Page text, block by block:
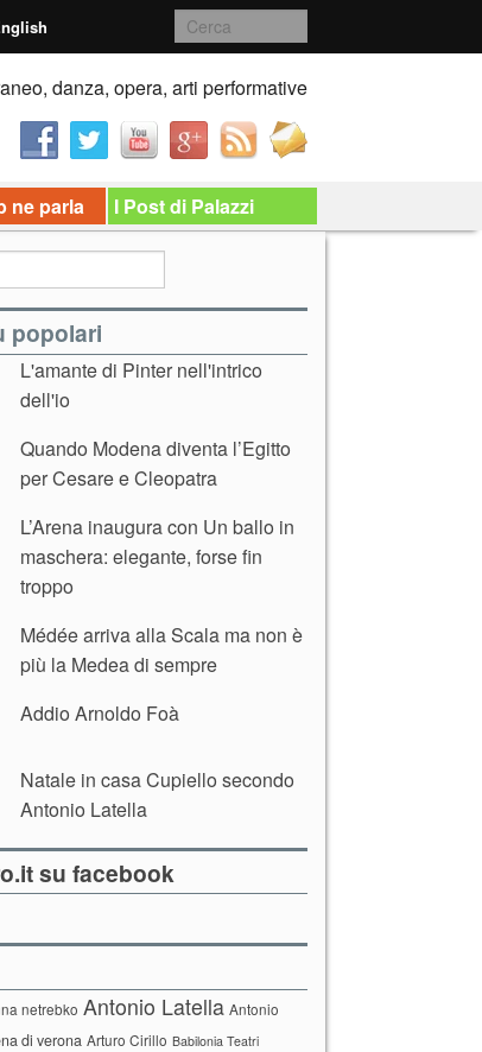
danza, opera, arti performative
ne parla I Post di Palazzi
popolari
L'amante di Pinter nell'intrico
dell'io
Quando Modena diventa l’Egitto
per Cesare e Cleopatra
L’Arena inaugura con Un ballo in
maschera: elegante, forse fin
troppo
Médée arriva alla Scala ma non è
più la Medea di sempre
Addio Arnoldo Foà
Natale in casa Cupiello secondo
Antonio Latella
su facebook
netrebko Antonio Latella Antonio
di verona Arturo Cirillo Babilonia Teatri